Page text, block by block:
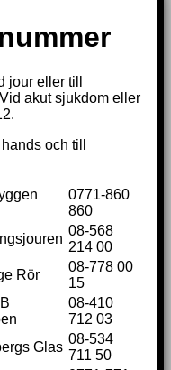
jour eller till
akut sjukdom eller
och till
0771-860
860
08-568
214 00
Rör
08-778 00
15
08-410
712 03
Glas
08-534
711 50